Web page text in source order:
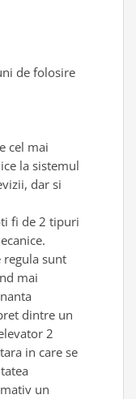
de folosire
cel mai
la sistemul
dar si
fi de 2 tipuri
regula sunt
mai
dintre un
2
in care se
un